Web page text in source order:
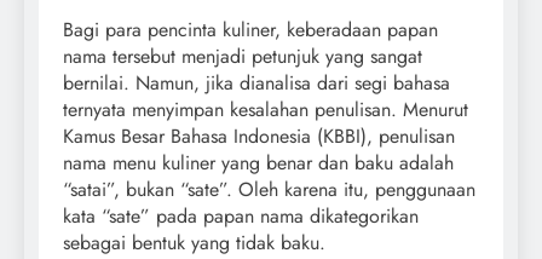
Bagi para pencinta kuliner, keberadaan papan
nama tersebut menjadi petunjuk yang sangat
bernilai. Namun, jika dianalisa dari segi bahasa
ternyata menyimpan kesalahan penulisan. Menurut
Kamus Besar Bahasa Indonesia (KBBI), penulisan
nama menu kuliner yang benar dan baku adalah
“satai”, bukan “sate”. Oleh karena itu, penggunaan
kata “sate” pada papan nama dikategorikan
sebagai bentuk yang tidak baku.